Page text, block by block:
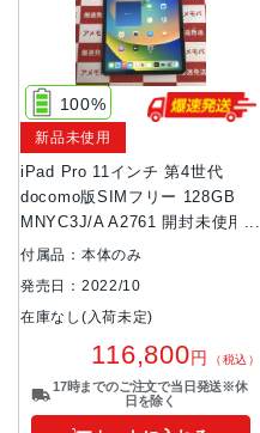
iPad Pro 11インチ 第4世代
docomo版SIMフリー 128GB
MNYC3J/A A2761 開封未使用品
スペースグレイ
100%
新品未使用
付属品：本体のみ
発売日：2022/10
在庫なし(入荷未定)
116,800円 （税込）
17時までのご注文で当日発送※休
日を除く